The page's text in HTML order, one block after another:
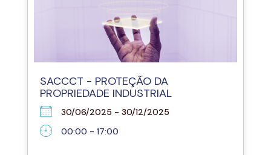
SACCCT - PROTEÇÃO DA
PROPRIEDADE INDUSTRIAL
30/06/2025 - 30/12/2025
00:00 - 17:00